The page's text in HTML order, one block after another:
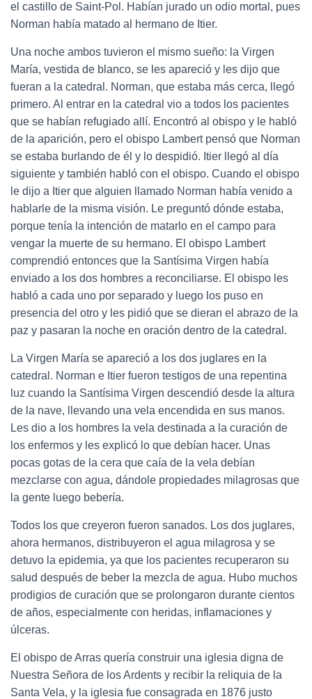
el castillo de Saint-Pol. Habían jurado un odio mortal, pues
Norman había matado al hermano de Itier.
Una noche ambos tuvieron el mismo sueño: la Virgen
María, vestida de blanco, se les apareció y les dijo que
fueran a la catedral. Norman, que estaba más cerca, llegó
primero. Al entrar en la catedral vio a todos los pacientes
que se habían refugiado allí. Encontró al obispo y le habló
de la aparición, pero el obispo Lambert pensó que Norman
se estaba burlando de él y lo despidió. Itier llegó al día
siguiente y también habló con el obispo. Cuando el obispo
le dijo a Itier que alguien llamado Norman había venido a
hablarle de la misma visión. Le preguntó dónde estaba,
porque tenía la intención de matarlo en el campo para
vengar la muerte de su hermano. El obispo Lambert
comprendió entonces que la Santísima Virgen había
enviado a los dos hombres a reconciliarse. El obispo les
habló a cada uno por separado y luego los puso en
presencia del otro y les pidió que se dieran el abrazo de la
paz y pasaran la noche en oración dentro de la catedral.
La Virgen María se apareció a los dos juglares en la
catedral. Norman e Itier fueron testigos de una repentina
luz cuando la Santísima Virgen descendió desde la altura
de la nave, llevando una vela encendida en sus manos.
Les dio a los hombres la vela destinada a la curación de
los enfermos y les explicó lo que debían hacer. Unas
pocas gotas de la cera que caía de la vela debían
mezclarse con agua, dándole propiedades milagrosas que
la gente luego bebería.
Todos los que creyeron fueron sanados. Los dos juglares,
ahora hermanos, distribuyeron el agua milagrosa y se
detuvo la epidemia, ya que los pacientes recuperaron su
salud después de beber la mezcla de agua. Hubo muchos
prodigios de curación que se prolongaron durante cientos
de años, especialmente con heridas, inflamaciones y
úlceras.
El obispo de Arras quería construir una iglesia digna de
Nuestra Señora de los Ardents y recibir la reliquia de la
Santa Vela, y la iglesia fue consagrada en 1876 justo